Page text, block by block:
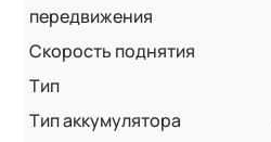
передвижения
Скорость поднятия
Тип
Тип аккумулятора